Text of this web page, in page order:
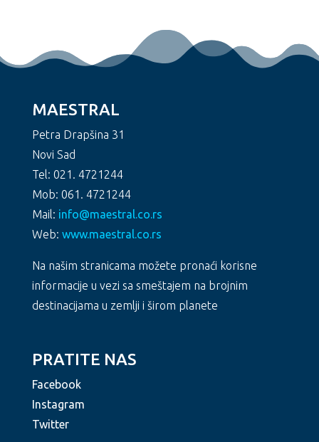
MAESTRAL
Petra Drapšina 31
Novi Sad
Tel: 021. 4721244
Mob: 061. 4721244
Mail: info@maestral.co.rs
Web: www.maestral.co.rs
Na našim stranicama možete pronaći korisne
informacije u vezi sa smeštajem na brojnim
destinacijama u zemlji i širom planete
PRATITE NAS
Facebook
Instagram
Twitter